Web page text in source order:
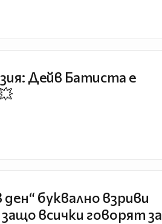
Дейв Батиста е
буквално взриви
всички говорят за